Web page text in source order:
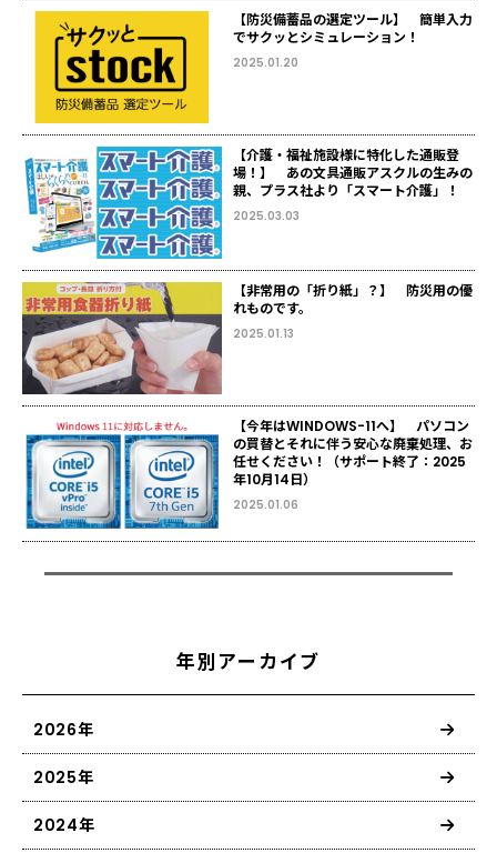
【防災備蓄品の選定ツール】 簡単入力
でサクッとシミュレーション！
2025.01.20
【介護・福祉施設様に特化した通販登
場！】 あの文具通販アスクルの生みの
親、プラス社より「スマート介護」！
2025.03.03
【非常用の「折り紙」？】 防災用の優
れものです。
2025.01.13
【今年はWINDOWS-11へ】 パソコン
の買替とそれに伴う安心な廃棄処理、お
任せください！（サポート終了：2025
年10月14日）
2025.01.06
年別アーカイブ
2026年
2025年
2024年